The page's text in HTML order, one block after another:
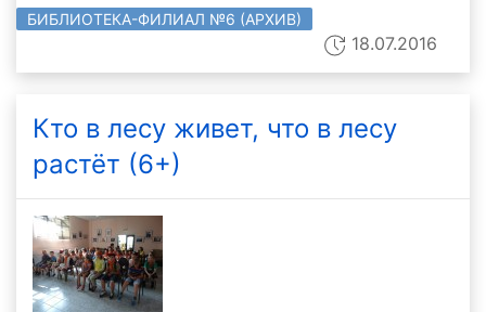
БИБЛИОТЕКА-ФИЛИАЛ №6 (АРХИВ)
18.07.2016
Кто в лесу живет, что в лесу
растёт (6+)